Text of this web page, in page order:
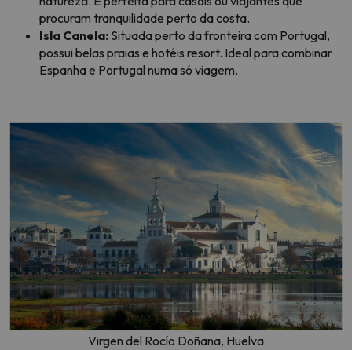
procuram tranquilidade perto da costa.
Isla Canela: Situada perto da fronteira com Portugal,
possui belas praias e hotéis resort. Ideal para combinar
Espanha e Portugal numa só viagem.
Virgen del Rocío Doñana, Huelva